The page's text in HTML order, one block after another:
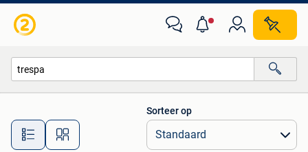
Alle afstanden…
Sorteer op